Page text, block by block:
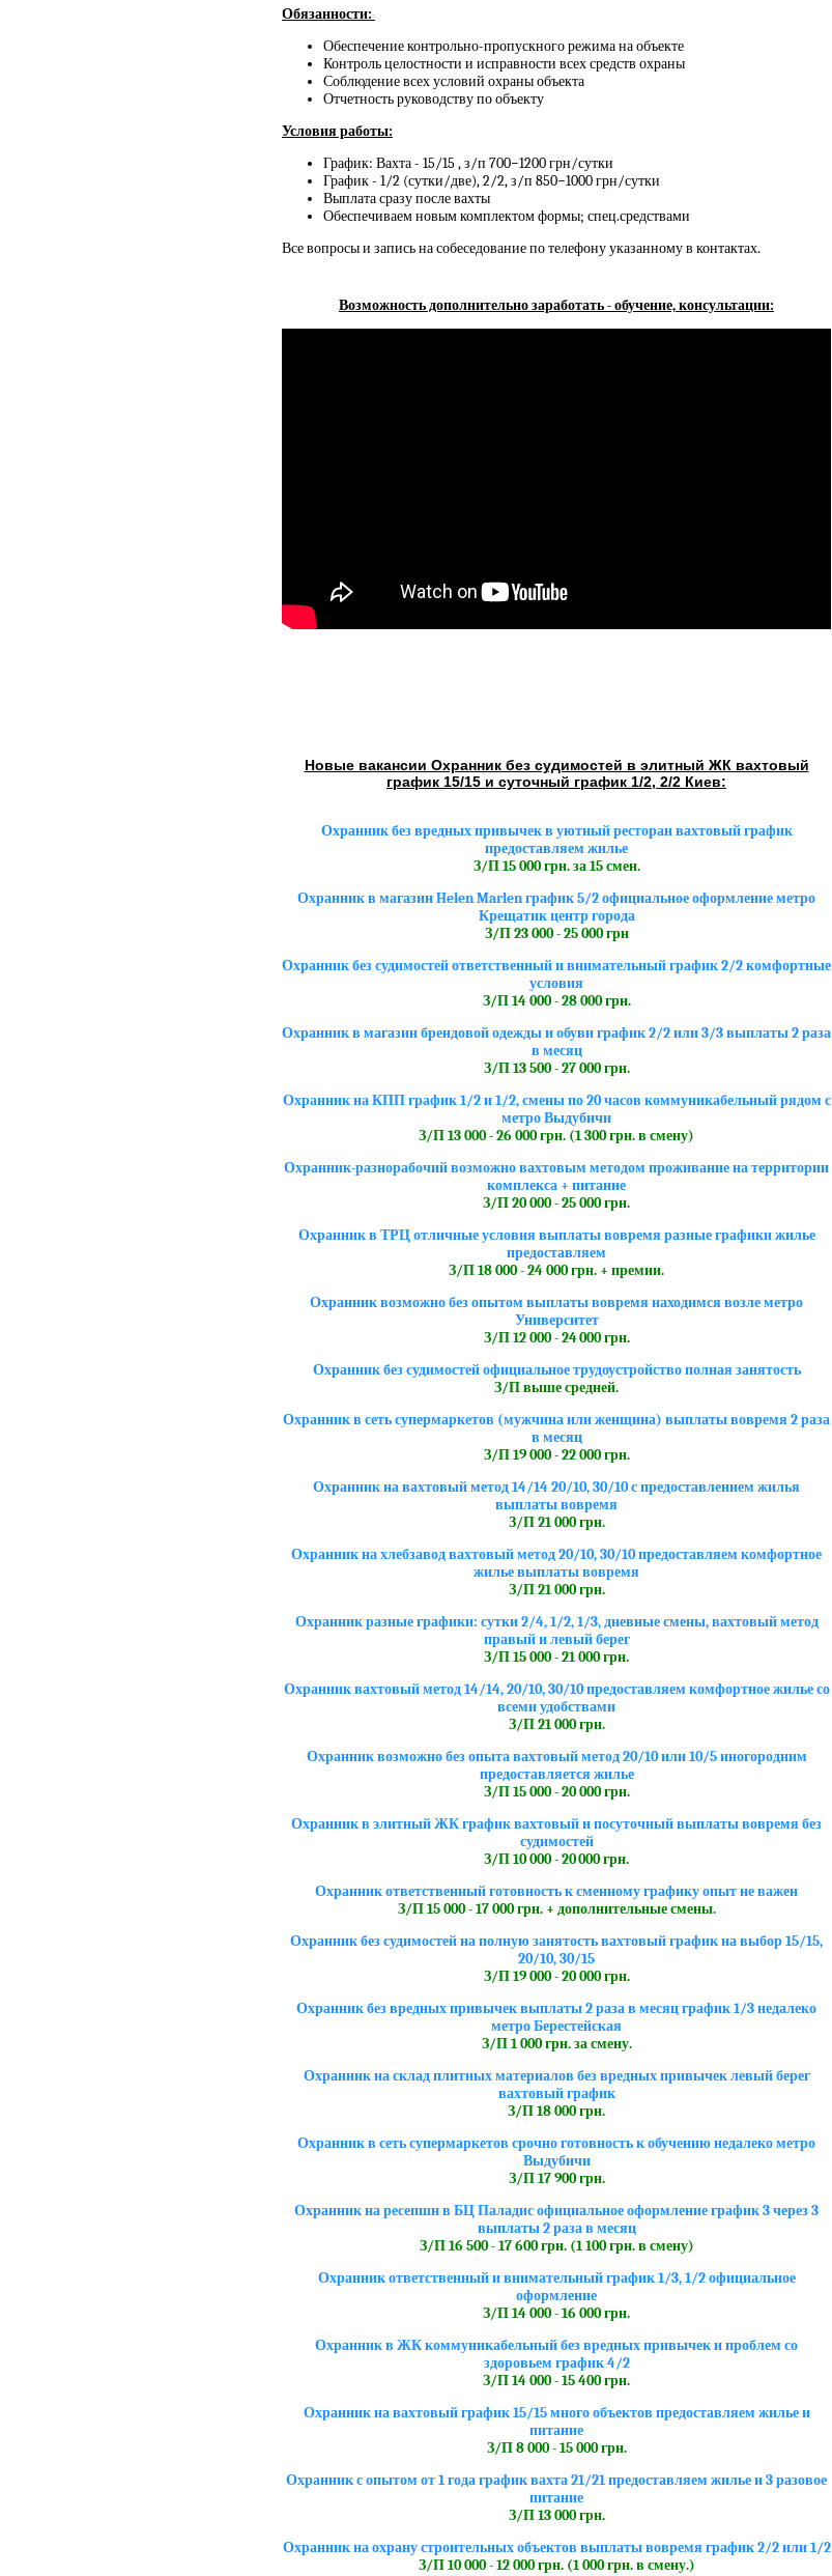
Обязанности:
Обеспечение контрольно-пропускного режима на объекте
Контроль целостности и исправности всех средств охраны
Соблюдение всех условий охраны объекта
Отчетность руководству по объекту
Условия работы:
График: Вахта - 15/15 , з/п 700−1200 грн/сутки
График - 1/2 (сутки/две), 2/2, з/п 850−1000 грн/сутки
Выплата сразу после вахты
Обеспечиваем новым комплектом формы; спец.средствами
Все вопросы и запись на собеседование по телефону указанному в контактах.
Возможность дополнительно заработать - обучение, консультации:
Новые вакансии Охранник без судимостей в элитный ЖК вахтовый
график 15/15 и суточный график 1/2, 2/2 Киев:
Охранник без вредных привычек в уютный ресторан вахтовый график
предоставляем жилье
З/П 15 000 грн. за 15 смен.
Охранник в магазин Helen Marlen график 5/2 официальное оформление метро
Крещатик центр города
З/П 23 000 - 25 000 грн
Охранник без судимостей ответственный и внимательный график 2/2 комфортные
условия
З/П 14 000 - 28 000 грн.
Охранник в магазин брендовой одежды и обуви график 2/2 или 3/3 выплаты 2 раза
в месяц
З/П 13 500 - 27 000 грн.
Охранник на КПП график 1/2 и 1/2, смены по 20 часов коммуникабельный рядом с
метро Выдубичи
З/П 13 000 - 26 000 грн. (1 300 грн. в смену)
Охранник-разнорабочий возможно вахтовым методом проживание на территории
комплекса + питание
З/П 20 000 - 25 000 грн.
Охранник в ТРЦ отличные условия выплаты вовремя разные графики жилье
предоставляем
З/П 18 000 - 24 000 грн. + премии.
Охранник возможно без опытом выплаты вовремя находимся возле метро
Университет
З/П 12 000 - 24 000 грн.
Охранник без судимостей официальное трудоустройство полная занятость
З/П выше средней.
Охранник в сеть супермаркетов (мужчина или женщина) выплаты вовремя 2 раза
в месяц
З/П 19 000 - 22 000 грн.
Охранник на вахтовый метод 14/14 20/10, 30/10 с предоставлением жилья
выплаты вовремя
З/П 21 000 грн.
Охранник на хлебзавод вахтовый метод 20/10, 30/10 предоставляем комфортное
жилье выплаты вовремя
З/П 21 000 грн.
Охранник разные графики: сутки 2/4, 1/2, 1/3, дневные смены, вахтовый метод
правый и левый берег
З/П 15 000 - 21 000 грн.
Охранник вахтовый метод 14/14, 20/10, 30/10 предоставляем комфортное жилье со
всеми удобствами
З/П 21 000 грн.
Охранник возможно без опыта вахтовый метод 20/10 или 10/5 иногородним
предоставляется жилье
З/П 15 000 - 20 000 грн.
Охранник в элитный ЖК график вахтовый и посуточный выплаты вовремя без
судимостей
З/П 10 000 - 20 000 грн.
Охранник ответственный готовность к сменному графику опыт не важен
З/П 15 000 - 17 000 грн. + дополнительные смены.
Охранник без судимостей на полную занятость вахтовый график на выбор 15/15,
20/10, 30/15
З/П 19 000 - 20 000 грн.
Охранник без вредных привычек выплаты 2 раза в месяц график 1/3 недалеко
метро Берестейская
З/П 1 000 грн. за смену.
Охранник на склад плитных материалов без вредных привычек левый берег
вахтовый график
З/П 18 000 грн.
Охранник в сеть супермаркетов срочно готовность к обучению недалеко метро
Выдубичи
З/П 17 900 грн.
Охранник на ресепшн в БЦ Паладис официальное оформление график 3 через 3
выплаты 2 раза в месяц
З/П 16 500 - 17 600 грн. (1 100 грн. в смену)
Охранник ответственный и внимательный график 1/3, 1/2 официальное
оформление
З/П 14 000 - 16 000 грн.
Охранник в ЖК коммуникабельный без вредных привычек и проблем со
здоровьем график 4/2
З/П 14 000 - 15 400 грн.
Охранник на вахтовый график 15/15 много объектов предоставляем жилье и
питание
З/П 8 000 - 15 000 грн.
Охранник с опытом от 1 года график вахта 21/21 предоставляем жилье и 3 разовое
питание
З/П 13 000 грн.
Охранник на охрану строительных объектов выплаты вовремя график 2/2 или 1/2
З/П 10 000 - 12 000 грн. (1 000 грн. в смену.)